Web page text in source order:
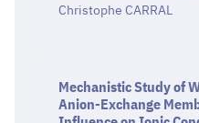
Solid-
Christophe CARRAL
Study
Mechanistic Study of
Anion-Exchange